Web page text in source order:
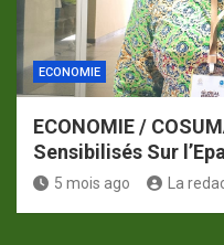
ECONOMIE
ECONOMIE /
Sensibilisés Sur
5 mois ago La